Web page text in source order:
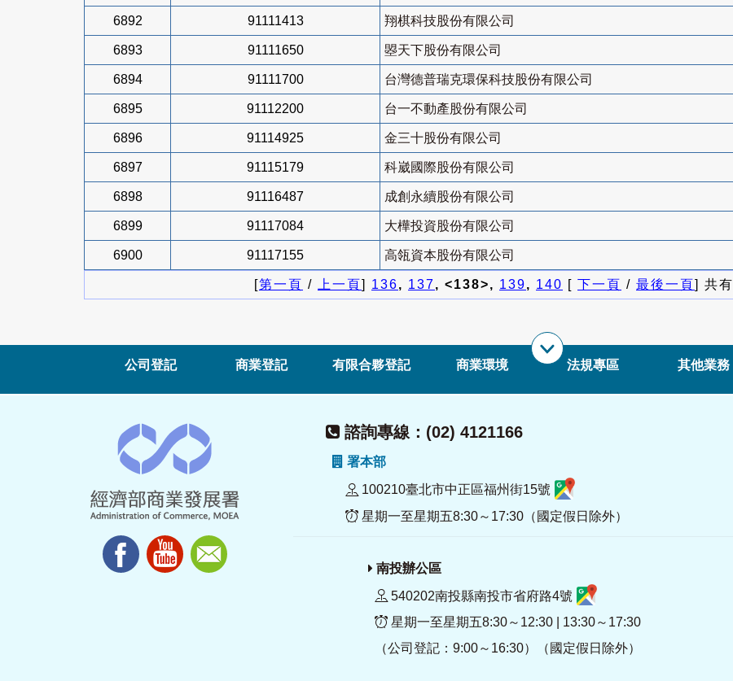
6892 91111413 翔棋科技股份有限公司
6893 91111650 曌天下股份有限公司
6894 91111700 台灣德普瑞克環保科技股份有限公司
6895 91112200 台一不動產股份有限公司
6896 91114925 金三十股份有限公司
6897 91115179 科崴國際股份有限公司
6898 91116487 成創永續股份有限公司
6899 91117084 大樺投資股份有限公司
6900 91117155 高瓴資本股份有限公司
[第一頁 / 上一頁] 136, 137, <138>, 139, 140 [ 下一頁 / 最後一頁] 共有
公司登記 商業登記 有限合夥登記 商業環境 法規專區 其他業務
諮詢專線：(02) 4121166
署本部
100210臺北市中正區福州街15號
星期一至星期五8:30～17:30（國定假日除外）
南投辦公區
540202南投縣南投市省府路4號
星期一至星期五8:30～12:30 | 13:30～17:30
（公司登記：9:00～16:30）（國定假日除外）